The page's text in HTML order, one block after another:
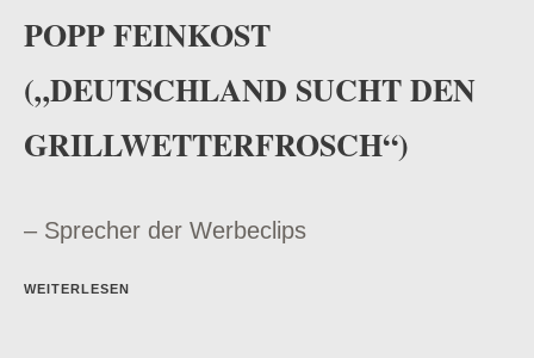
POPP FEINKOST
(„DEUTSCHLAND SUCHT DEN
GRILLWETTERFROSCH“)
– Sprecher der Werbeclips
WEITERLESEN